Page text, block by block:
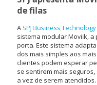
de filas
A SPJ Business Technology
sistema modular Moviik,
porta. Este sistema
dos mais simples aos
clientes podem esperar
se sentirem mais
a vez de serem atendidos.